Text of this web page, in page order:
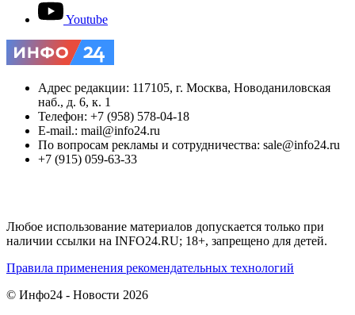
Youtube
Адрес редакции: 117105, г. Москва, Новоданиловская
наб., д. 6, к. 1
Телефон: +7 (958) 578-04-18
E-mail.: mail@info24.ru
По вопросам рекламы и сотрудничества: sale@info24.ru
+7 (915) 059-63-33
Любое использование материалов допускается только при
наличии ссылки на INFO24.RU; 18+, запрещено для детей.
Правила применения рекомендательных технологий
© Инфо24 - Новости 2026